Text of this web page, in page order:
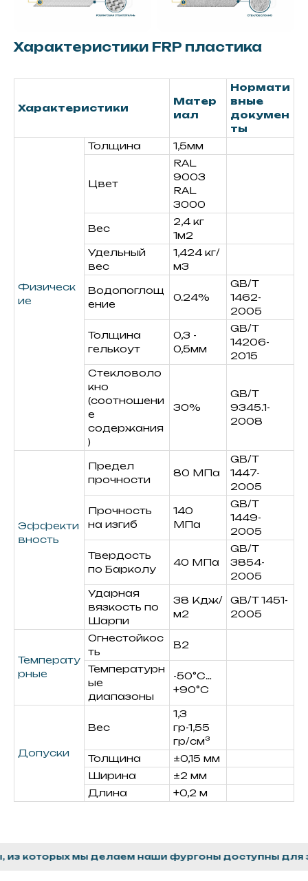
Характеристики FRP пластика
Характеристики
Матер
иал
Нормати
вные
докумен
ты
Физическ
ие
Толщина 1,5мм
Цвет
RAL
9003
RAL
3000
Вес
2,4 кг
1м2
Удельный
вес
1,424 кг/
м3
Водопоглощ
ение
0.24%
GB/T
1462-
2005
Толщина
гелькоут
0,3 -
0,5мм
GB/T
14206-
2015
Стекловоло
кно
(соотношени
е
содержания
)
30%
GB/T
9345.1-
2008
Эффекти
вность
Предел
прочности
80 МПа
GB/T
1447-
2005
Прочность
на изгиб
140
МПа
GB/T
1449-
2005
Твердость
по Барколу
40 МПа
GB/T
3854-
2005
Ударная
вязкость по
Шарпи
38 Кдж/
м2
GB/T 1451-
2005
Температу
рные
Огнестойкос
ть
B2
Температурн
ые
диапазоны
-50°С…
+90°С
Допуски
Вес
1,3
гр-1,55
гр/см³
Толщина
±0,15 мм
Ширина
±2 мм
Длина
+0,2 м
мы делаем наши фургоны доступны для